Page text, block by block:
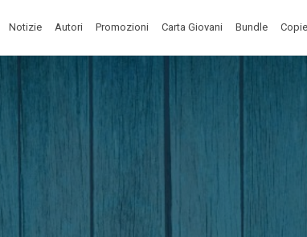
Notizie Autori Promozioni Carta Giovani Bundle